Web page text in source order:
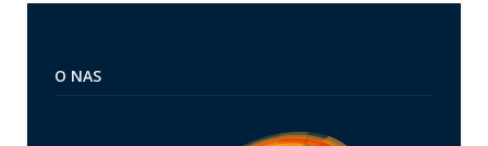
O NAS